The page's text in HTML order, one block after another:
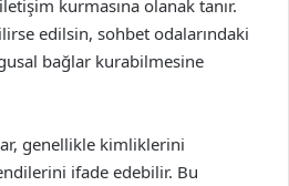
kurmasına olanak tanır.
edilsin, sohbet odalarındaki
bağlar kurabilmesine
genellikle kimliklerini
ifade edebilir. Bu